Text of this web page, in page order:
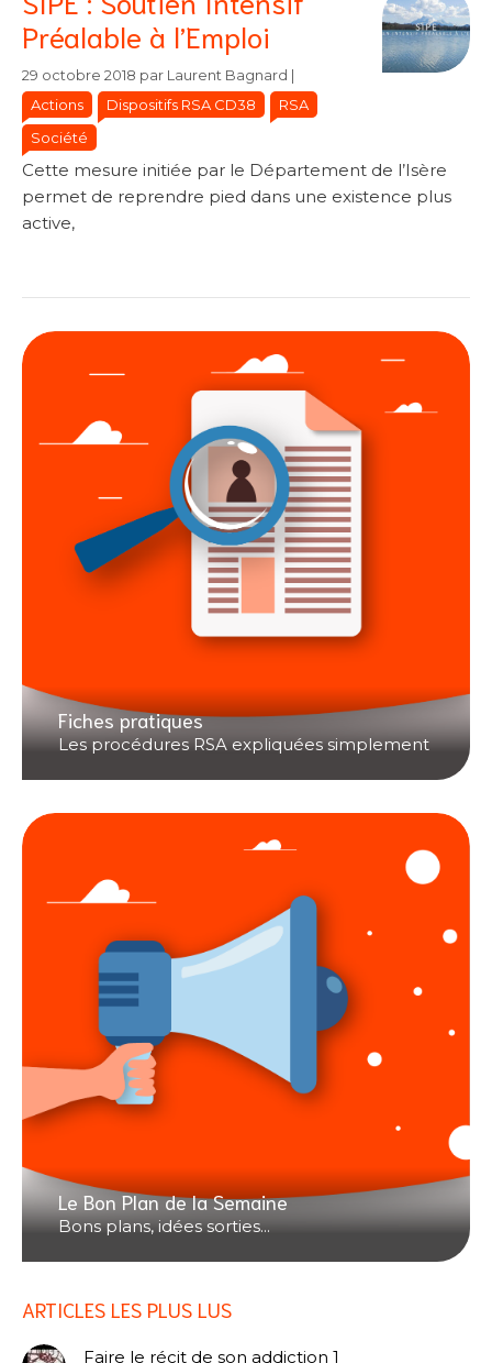
Préalable à l’Emploi
29 octobre 2018 par Laurent Bagnard
Actions Dispositifs RSA CD38
RSA
Société
Cette mesure initiée par le Département de l’Isère
permet de reprendre pied dans une existence plus
active,
Fiches pratiques
Les procédures RSA expliquées simplement
Le Bon Plan de la Semaine
Bons plans, idées sorties...
ARTICLES LES PLUS LUS
Faire le récit de son addiction 1